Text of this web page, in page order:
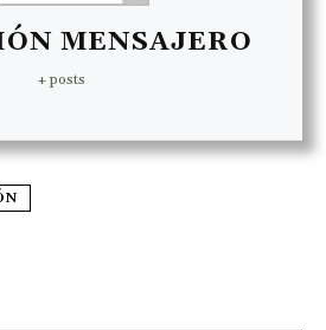
MENSAJERO
+ posts